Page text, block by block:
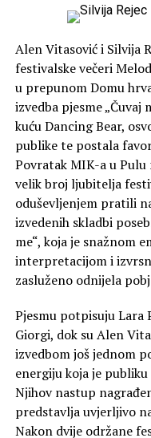
Alen Vitasović i Silvija
festivalske večeri
u prepunom Domu
izvedba pjesme „Čuvaj
kuću Dancing Bear,
publike te postala
Povratak MIK-a u Pulu
velik broj ljubitelja
oduševljenjem pratili
izvedenih skladbi
me“, koja je snažnom
interpretacijom i
zasluženo odnijela
Pjesmu potpisuju Lara
Giorgi, dok su Alen
izvedbom još jednom
energiju koja je
Njihov nastup
predstavlja uvjerljivo
Nakon dvije održane